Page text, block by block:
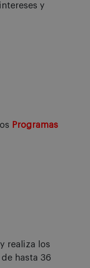
y
Programas
realiza los
hasta 36